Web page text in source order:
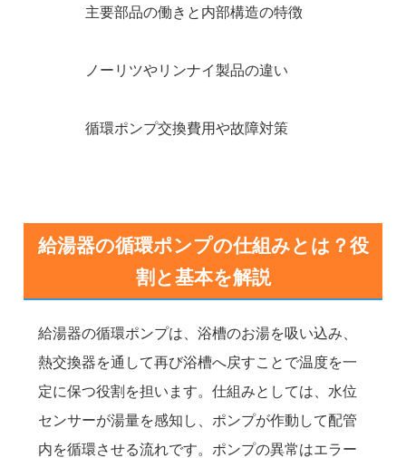
主要部品の働きと内部構造の特徴
ノーリツやリンナイ製品の違い
循環ポンプ交換費用や故障対策
給湯器の循環ポンプの仕組みとは？役
割と基本を解説
給湯器の循環ポンプは、浴槽のお湯を吸い込み、
熱交換器を通して再び浴槽へ戻すことで温度を一
定に保つ役割を担います。仕組みとしては、水位
センサーが湯量を感知し、ポンプが作動して配管
内を循環させる流れです。ポンプの異常はエラー